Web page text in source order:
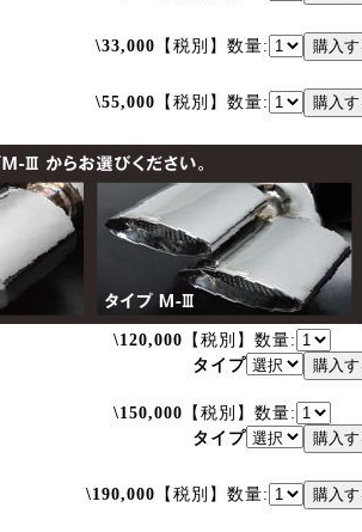
\33,000 【税別】 数量:
\55,000 【税別】 数量:
\120,000 【税別】 数量:
タイプ
\150,000 【税別】 数量:
タイプ
\190,000 【税別】 数量: